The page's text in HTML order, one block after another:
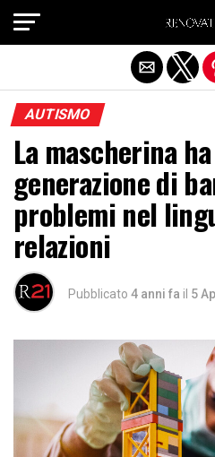
AUTISMO
La mascherina
generazione di
problemi nel
relazioni
Pubblicato 4 anni fa il 5
Exit mobile